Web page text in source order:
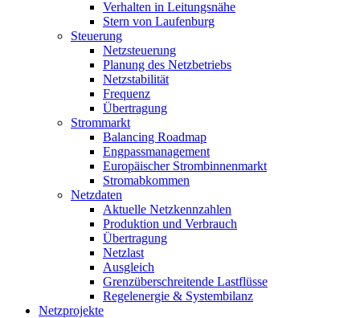
Verhalten in Leitungsnähe
Stern von Laufenburg
Steuerung
Netzsteuerung
Planung des Netzbetriebs
Netzstabilität
Frequenz
Übertragung
Strommarkt
Balancing Roadmap
Engpassmanagement
Europäischer Strombinnenmarkt
Stromabkommen
Netzdaten
Aktuelle Netzkennzahlen
Produktion und Verbrauch
Übertragung
Netzlast
Ausgleich
Grenzüberschreitende Lastflüsse
Regelenergie & Systembilanz
Netzprojekte